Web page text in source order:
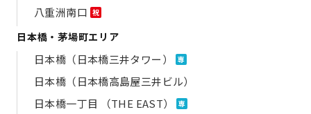
八重洲南口 祝
日本橋・茅場町エリア
日本橋（日本橋三井タワー） 専
日本橋（日本橋高島屋三井ビル）
日本橋一丁目 （THE EAST）
専